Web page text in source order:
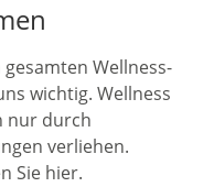
Wellness-
wichtig. Wellness
nur durch
verliehen.
Sie hier.